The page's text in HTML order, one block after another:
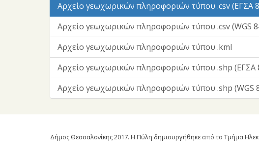
Αρχείο γεωχωρικών πληροφοριών τύπου .csv (ΕΓΣΑ
Αρχείο γεωχωρικών πληροφοριών τύπου .csv (WGS
Αρχείο γεωχωρικών πληροφοριών τύπου .kml
Αρχείο γεωχωρικών πληροφοριών τύπου .shp (ΕΓΣΑ
Αρχείο γεωχωρικών πληροφοριών τύπου .shp (WGS
Δήμος Θεσσαλονίκης 2017. Η Πύλη δημιουργήθηκε από το Τμήμα